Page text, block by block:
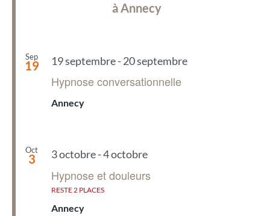
à Annecy
Sep
19 19 septembre-20 septembre
Hypnose conversationnelle
Annecy
Oct
3 3 octobre-4 octobre
Hypnose et douleurs
RESTE 2 PLACES
Annecy